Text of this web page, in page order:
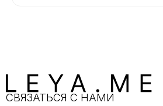
СВЯЗАТЬСЯ С НАМИ